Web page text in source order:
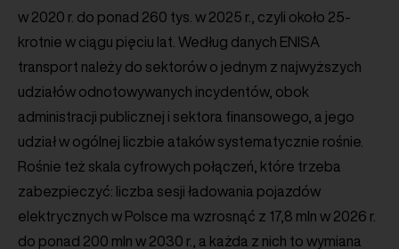
w 2020 r. do ponad 260 tys. w 2025 r., czyli około 25-
krotnie w ciągu pięciu lat. Według danych ENISA
transport należy do sektorów o jednym z najwyższych
udziałów odnotowywanych incydentów, obok
administracji publicznej i sektora finansowego, a jego
udział w ogólnej liczbie ataków systematycznie rośnie.
Rośnie też skala cyfrowych połączeń, które trzeba
zabezpieczyć: liczba sesji ładowania pojazdów
elektrycznych w Polsce ma wzrosnąć z 17,8 mln w 2026 r.
do ponad 200 mln w 2030 r., a każda z nich to wymiana